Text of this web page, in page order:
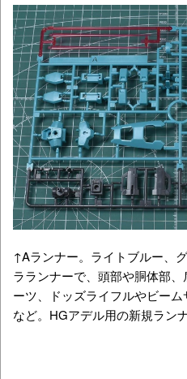
↑Aランナー。ライトブルー、
ラランナーで、頭部や胴体部
ーツ、ドッズライフルやビー
など。HGアデル用の新規ランナ